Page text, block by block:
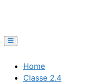
Menù
Home
Classe 2.4